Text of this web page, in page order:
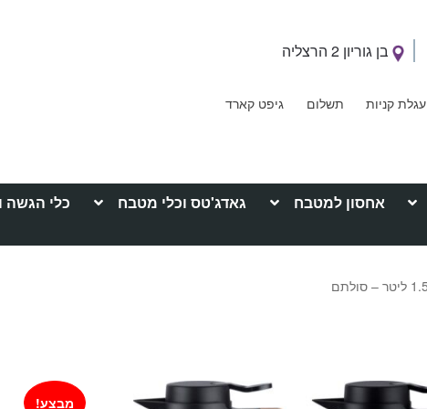
בן גוריון 2 הרצליה
עגלת קניות תשלום גיפט קארד
אחסון למטבח גאדג'טס וכלי מטבח כלי הגשה
מבצע!